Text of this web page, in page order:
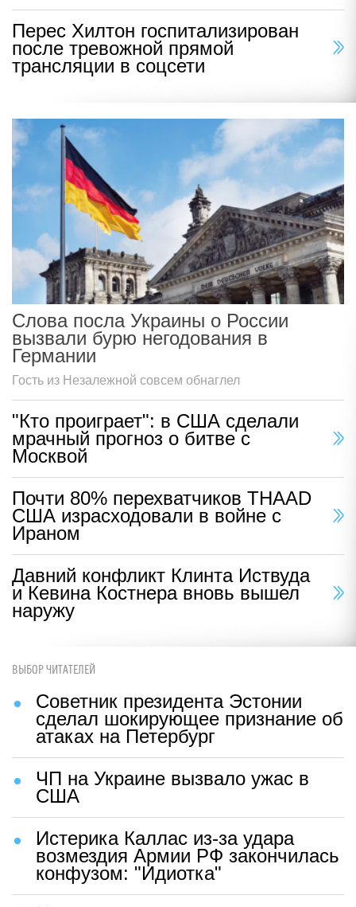
Перес Хилтон госпитализирован
после тревожной прямой
трансляции в соцсети
Слова посла Украины о России
вызвали бурю негодования в
Германии
Гость из Незалежной совсем обнаглел
"Кто проиграет": в США сделали
мрачный прогноз о битве с
Москвой
Почти 80% перехватчиков THAAD
США израсходовали в войне с
Ираном
Давний конфликт Клинта Иствуда
и Кевина Костнера вновь вышел
наружу
ВЫБОР ЧИТАТЕЛЕЙ
Советник президента Эстонии
сделал шокирующее признание об
атаках на Петербург
ЧП на Украине вызвало ужас в
США
Истерика Каллас из-за удара
возмездия Армии РФ закончилась
конфузом: "Идиотка"